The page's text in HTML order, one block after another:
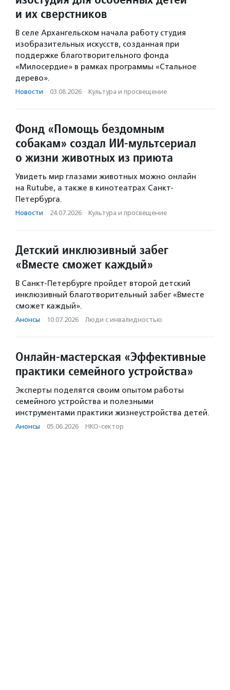
и их сверстников
В селе Архангельском начала работу студия
изобразительных искусств, созданная при
поддержке благотворительного фонда
«Милосердие» в рамках программы «Стальное
дерево».
Новости · 03.08.2026 · Культура и просвещение
Фонд «Помощь бездомным
собакам» создал ИИ‑мультсериал
о жизни животных из приюта
Увидеть мир глазами животных можно онлайн
на Rutube, а также в кинотеатрах Санкт-
Петербурга.
Новости · 24.07.2026 · Культура и просвещение
Детский инклюзивный забег
«Вместе сможет каждый»
В Санкт-Петербурге пройдет второй детский
инклюзивный благотворительный забег «Вместе
сможет каждый».
Анонсы · 10.07.2026 · Люди с инвалидностью
Онлайн-мастерская «Эффективные
практики семейного устройства»
Эксперты поделятся своим опытом работы
семейного устройства и полезными
инструментами практики жизнеустройства детей.
Анонсы · 05.06.2026 · НКО-сектор